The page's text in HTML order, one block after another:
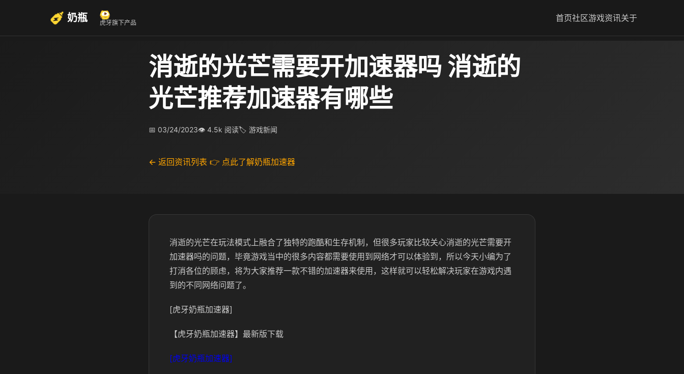
奶瓶 虎牙旗下产品 首页社区游戏资讯关于
消逝的光芒需要开加速器吗 消逝的
光芒推荐加速器有哪些
📅 03/24/2023👁 4.5k 阅读🏷 游戏新闻
← 返回资讯列表 👉 点此了解奶瓶加速器
消逝的光芒在玩法模式上融合了独特的跑酷和生存机制，但很多玩家比较关心消逝的光芒需要开
加速器吗的问题，毕竟游戏当中的很多内容都需要使用到网络才可以体验到，所以今天小编为了
打消各位的顾虑，将为大家推荐一款不错的加速器来使用，这样就可以轻松解决玩家在游戏内遇
到的不同网络问题了。
[虎牙奶瓶加速器]
【虎牙奶瓶加速器】最新版下载
[虎牙奶瓶加速器]